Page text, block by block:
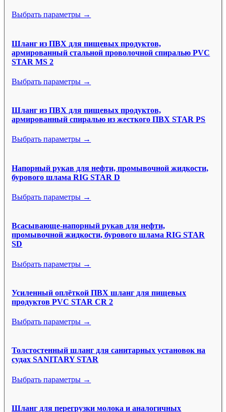
Выбрать параметры →
Шланг из ПВХ для пищевых продуктов,
армированный стальной проволочной спиралью PVC
STAR MS 2
Выбрать параметры →
Шланг из ПВХ для пищевых продуктов,
армированный спиралью из жесткого ПВХ STAR PS
Выбрать параметры →
Напорный рукав для нефти, промывочной жидкости,
бурового шлама RIG STAR D
Выбрать параметры →
Всасывающе-напорный рукав для нефти,
промывочной жидкости, бурового шлама RIG STAR
SD
Выбрать параметры →
Усиленный оплёткой ПВХ шланг для пищевых
продуктов PVC STAR CR 2
Выбрать параметры →
Толстостенный шланг для санитарных установок на
судах SANITARY STAR
Выбрать параметры →
Шланг для перегрузки молока и аналогичных